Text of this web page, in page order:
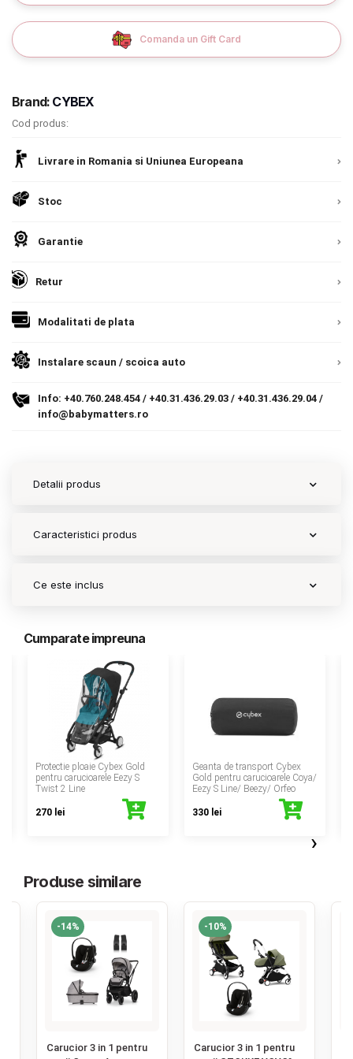
Comanda un Gift Card
Brand: CYBEX
Cod produs:
Livrare in Romania si Uniunea Europeana
Stoc
Garantie
Retur
Modalitati de plata
Instalare scaun / scoica auto
Info: +40.760.248.454 / +40.31.436.29.03 / +40.31.436.29.04 /
info@babymatters.ro
Detalii produs
Caracteristici produs
Ce este inclus
Cumparate impreuna
Protectie ploaie Cybex Gold
pentru carucioarele Eezy S
Twist 2 Line
270 lei
Geanta de transport Cybex
Gold pentru carucioarele Coya/
Eezy S Line/ Beezy/ Orfeo
330 lei
›
Produse similare
-14%
Carucior 3 in 1 pentru
-10%
Carucior 3 in 1 pentru